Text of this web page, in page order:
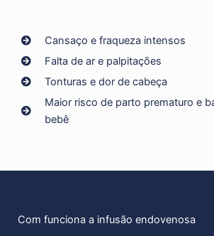
Cansaço e fraqueza intensos
Falta de ar e palpitações
Tonturas e dor de cabeça
Maior risco de parto prematuro e
bebê
Com funciona a infusão endovenosa